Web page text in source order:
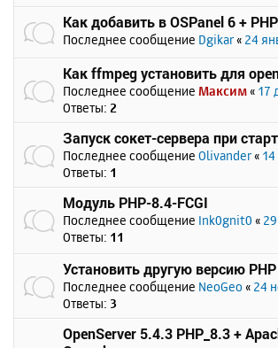
Как добавить в OSPanel 6 +
Последнее сообщение Dgikar « 24
Как ffmpeg установить для
Последнее сообщение Максим « 17
Ответы: 2
Запуск сокет-сервера при
Последнее сообщение Olivander «
Ответы: 1
Модуль PHP-8.4-FCGI
Последнее сообщение Ink0gnit0 «
Ответы: 11
Установить другую версию PHP
Последнее сообщение NeoGeo « 24
Ответы: 3
OpenServer 5.4.3 PHP_8.3 +